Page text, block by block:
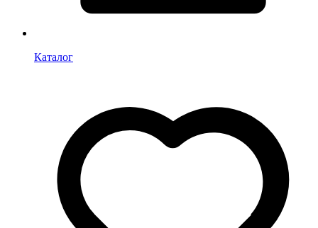
Каталог